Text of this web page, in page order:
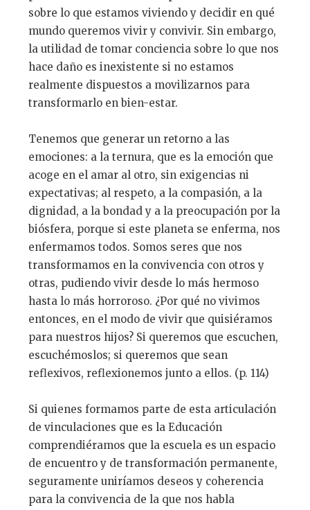
sobre lo que estamos viviendo y decidir en qué
mundo queremos vivir y convivir. Sin embargo,
la utilidad de tomar conciencia sobre lo que nos
hace daño es inexistente si no estamos
realmente dispuestos a movilizarnos para
transformarlo en bien-estar.
Tenemos que generar un retorno a las
emociones: a la ternura, que es la emoción que
acoge en el amar al otro, sin exigencias ni
expectativas; al respeto, a la compasión, a la
dignidad, a la bondad y a la preocupación por la
biósfera, porque si este planeta se enferma, nos
enfermamos todos. Somos seres que nos
transformamos en la convivencia con otros y
otras, pudiendo vivir desde lo más hermoso
hasta lo más horroroso. ¿Por qué no vivimos
entonces, en el modo de vivir que quisiéramos
para nuestros hijos? Si queremos que escuchen,
escuchémoslos; si queremos que sean
reflexivos, reflexionemos junto a ellos. (p. 114)
Si quienes formamos parte de esta articulación
de vinculaciones que es la Educación
comprendiéramos que la escuela es un espacio
de encuentro y de transformación permanente,
seguramente uniríamos deseos y coherencia
para la convivencia de la que nos habla